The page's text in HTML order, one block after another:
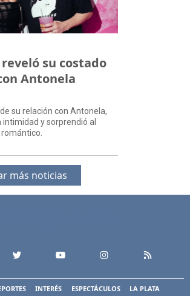
su costado
Antonela
de su relación con Antonela,
y sorprendió al
más noticias
INTERÉS ESPECTÁCULOS LA PLATA